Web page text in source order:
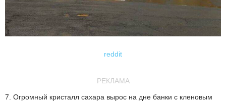
reddit
РЕКЛАМА
7. Огромный кристалл сахара вырос на дне банки с кленовым